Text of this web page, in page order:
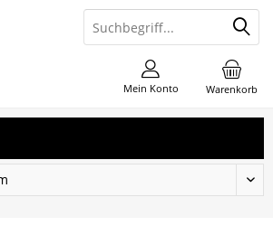
Warenkorb
Mein Konto